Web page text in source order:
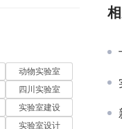
动物实验室
四川实验室
实验室建设
实验室设计